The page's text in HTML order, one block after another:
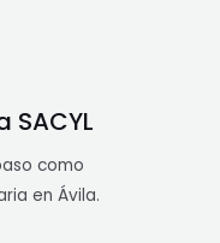
como
en Ávila.